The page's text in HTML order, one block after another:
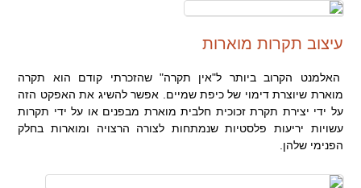
עיצוב תקרות מוארות
האלמנט הקרוב ביותר ל"אין תקרה" שהזכרתי קודם הוא תקרה
מוארת שיוצרת דימוי של כיפת שמיים. אפשר להשיג את האפקט הזה
על ידי יצירת תקרת זכוכית חלבית מוארת מבפנים או על ידי תקרות
עשויות יריעות פלסטיות שנמתחות לצורה הרצויה ומוארות בחלק
הפנימי שלהן.